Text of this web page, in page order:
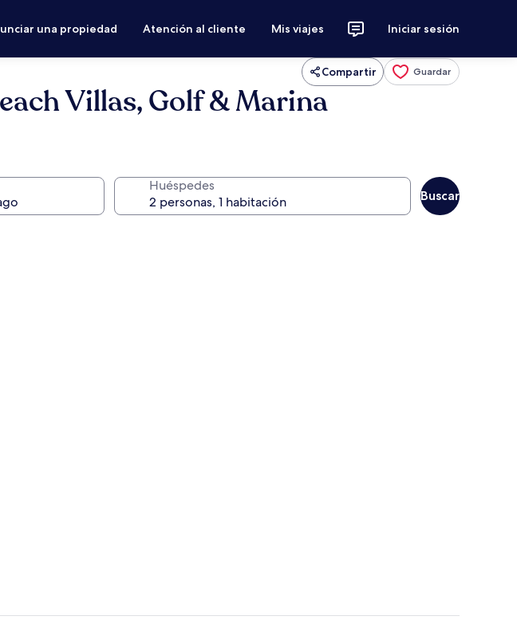
una propiedad Atención al cliente Mis viajes Iniciar sesión
Compartir Guardar
Villas, Golf & Marina
Huéspedes
Buscar